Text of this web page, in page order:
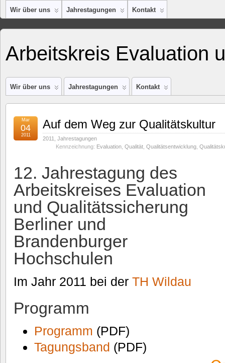
Wir über uns Jahrestagungen Kontakt
Arbeitskreis Evaluation
Wir über uns Jahrestagungen Kontakt
Auf dem Weg zur Qualitätskultur
2011
Jahrestagungen
Kennzeichnung: Evaluation Qualität Qualitätsentwicklung
Mar
04
2011
12. Jahrestagung des
Arbeitskreises Evaluation
und Qualitätssicherung
Berliner und
Brandenburger
Hochschulen
Im Jahr 2011 bei der TH Wildau
Programm
Programm (PDF)
Tagungsband (PDF)